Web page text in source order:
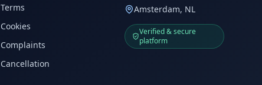
Terms
Cookies
Complaints
Cancellation
Amsterdam, NL
Verified & secure
platform